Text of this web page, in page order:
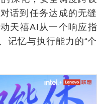
话到任务达成的无缝
天禧AI从一个响应指
记忆与执行能力的“个